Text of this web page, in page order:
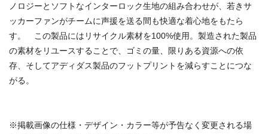
ノロジーとソフトなインターロック生地の組み合わせが、若きサ
ッカーファンがチームに声援を送る間も快適な着心地をもたら
す。 この製品にはリサイクル素材を100%使用。製造された製品
の素材をリユースすることで、ゴミの量、限りある資源への依
存、そしてアディダス製品のフットプリントを減らすことにつな
がる。
※掲載画像の仕様・デザイン・カラー等が予告なく変更される場